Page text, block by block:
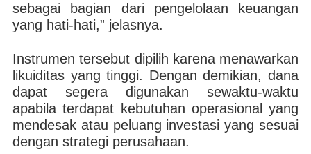
sebagai bagian dari pengelolaan keuangan
yang hati-hati,” jelasnya.
Instrumen tersebut dipilih karena menawarkan
likuiditas yang tinggi. Dengan demikian, dana
dapat segera digunakan sewaktu-waktu
apabila terdapat kebutuhan operasional yang
mendesak atau peluang investasi yang sesuai
dengan strategi perusahaan.